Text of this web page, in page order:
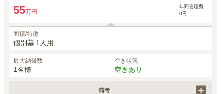
55万円
年間管理費
0円
面積/特徴
個別墓 1人用
最大納骨数
1名様
空き状況
空きあり
備考